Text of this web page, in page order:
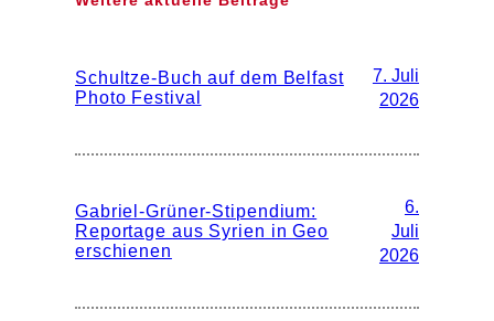
Schultze-Buch auf dem Belfast
Photo Festival
7. Juli
2026
Gabriel-Grüner-Stipendium:
Reportage aus Syrien in Geo
erschienen
6.
Juli
2026